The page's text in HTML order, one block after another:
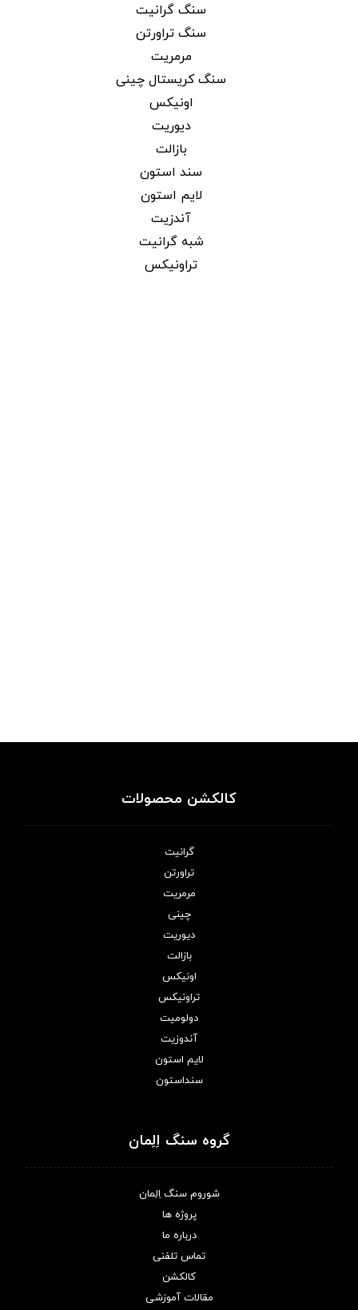
سنگ گرانیت
سنگ تراورتن
مرمریت
سنگ کریستال چینی
اونیکس
دیوریت
بازالت
سند استون
لایم استون
آندزیت
شبه گرانیت
تراونیکس
کالکشن محصولات
گرانیت
تراورتن
مرمریت
چینی
دیوریت
بازالت
اونیکس
تراونیکس
دولومیت
آندوزیت
لایم استون
سنداستون
گروه سنگ اِلِمان
شوروم سنگ اِلِمان
پروژه ها
درباره ما
تماس تلفنی
کالکشن
مقالات آموزشی